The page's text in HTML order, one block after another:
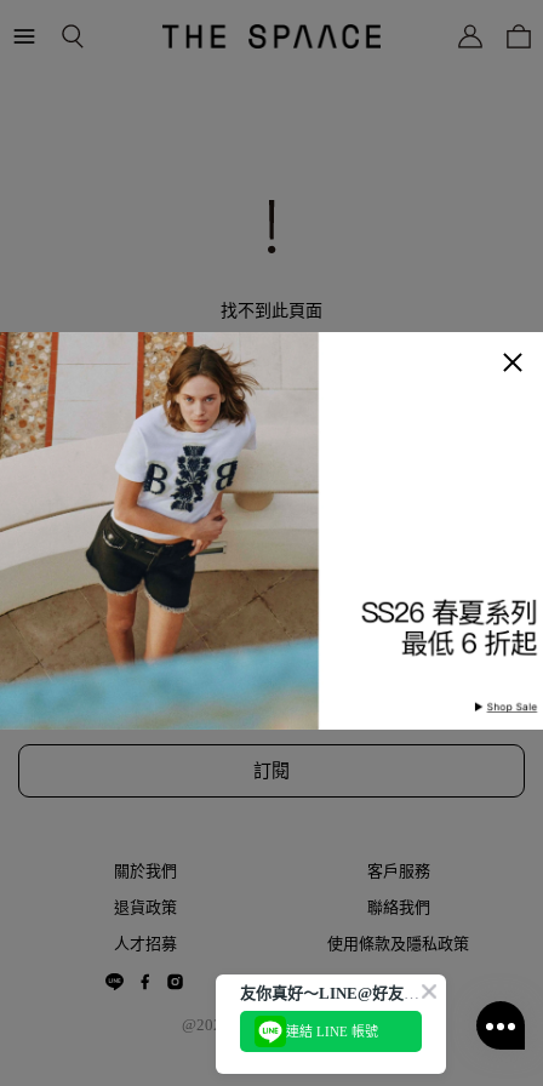
SPAACE
找不到此頁面
訂閱風格資訊
第一時間獲取新品、折扣優惠訊息，掌握流行趨勢，新會員加入享
首購9折優惠！
訂閱
關於我們
客戶服務
退貨政策
聯絡我們
人才招募
使用條款及隱私政策
@2022 THESPAACE.COM
友你真好～LINE@好友大募集
連結 LINE 帳號